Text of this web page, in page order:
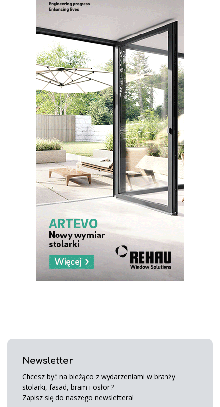
Newsletter
Chcesz być na bieżąco z wydarzeniami w branży
stolarki, fasad, bram i osłon?
Zapisz się do naszego newslettera!